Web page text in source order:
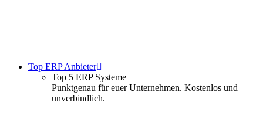
Top ERP Anbieter
Top 5 ERP Systeme
Punktgenau für euer Unternehmen. Kostenlos und
unverbindlich.